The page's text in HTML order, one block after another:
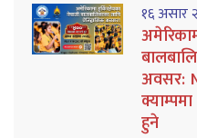
१६ असार
अवसर:
हुने